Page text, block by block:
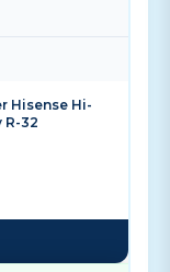
Hisense Hi-
R-32